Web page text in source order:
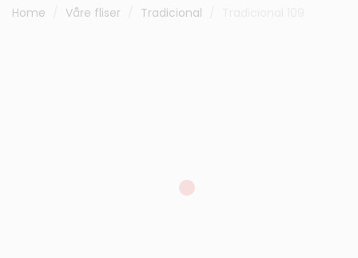
Home Våre fliser Tradicional